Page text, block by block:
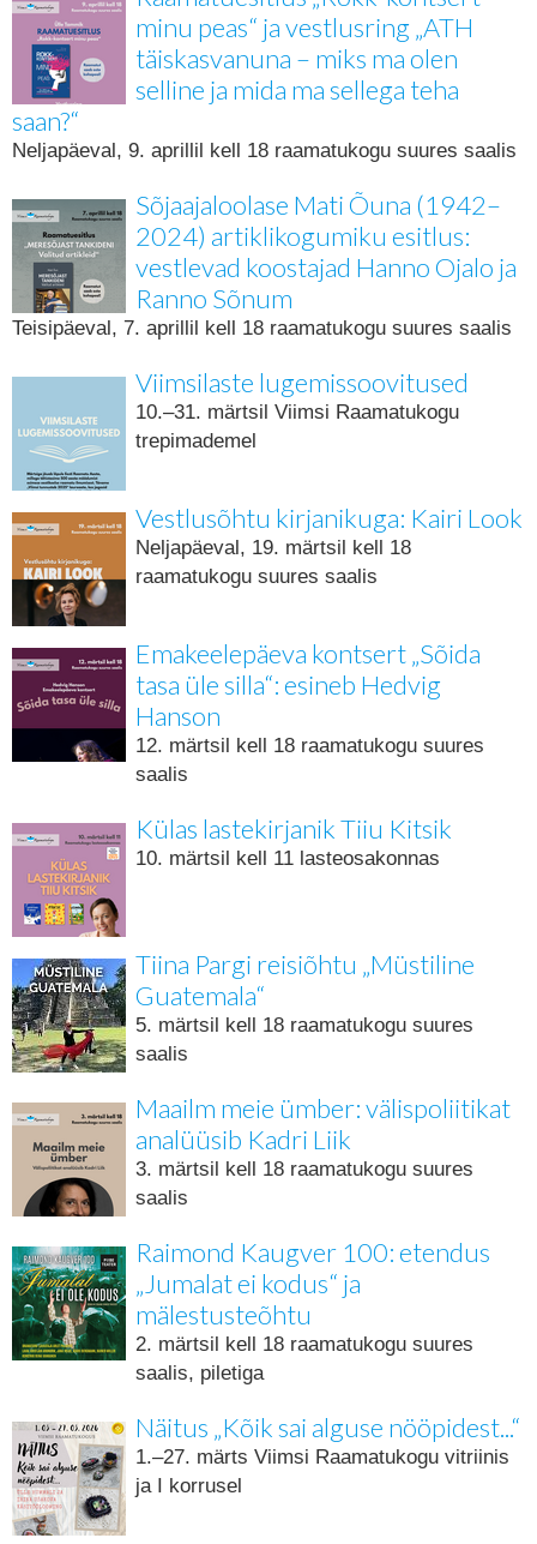
minu peas“ ja vestlusring „ATH
täiskasvanuna – miks ma olen
selline ja mida ma sellega teha
saan?“
Neljapäeval, 9. aprillil kell 18 raamatukogu suures saalis
Sõjaajaloolase Mati Õuna (1942–
2024) artiklikogumiku esitlus:
vestlevad koostajad Hanno Ojalo ja
Ranno Sõnum
Teisipäeval, 7. aprillil kell 18 raamatukogu suures saalis
Viimsilaste lugemissoovitused
10.–31. märtsil Viimsi Raamatukogu
trepimademel
Vestlusõhtu kirjanikuga: Kairi Look
Neljapäeval, 19. märtsil kell 18
raamatukogu suures saalis
Emakeelepäeva kontsert „Sõida
tasa üle silla“: esineb Hedvig
Hanson
12. märtsil kell 18 raamatukogu suures
saalis
Külas lastekirjanik Tiiu Kitsik
10. märtsil kell 11 lasteosakonnas
Tiina Pargi reisiõhtu „Müstiline
Guatemala“
5. märtsil kell 18 raamatukogu suures
saalis
Maailm meie ümber: välispoliitikat
analüüsib Kadri Liik
3. märtsil kell 18 raamatukogu suures
saalis
Raimond Kaugver 100: etendus
„Jumalat ei kodus“ ja
mälestusteõhtu
2. märtsil kell 18 raamatukogu suures
saalis, piletiga
Näitus „Kõik sai alguse nööpidest...“
1.–27. märts Viimsi Raamatukogu vitriinis
ja I korrusel